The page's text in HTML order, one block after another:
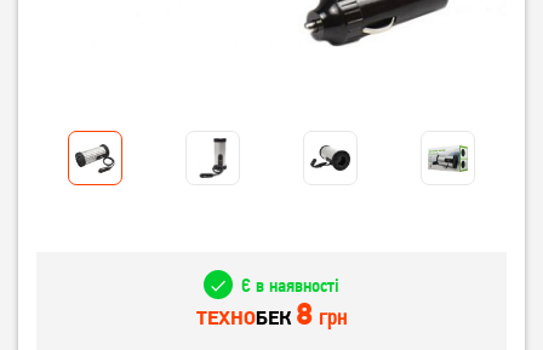
Є в наявності
ТЕХНОБЕК 8 грн